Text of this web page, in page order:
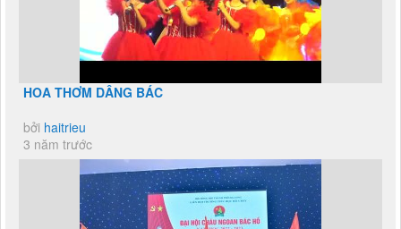
HOA THƠM DÂNG BÁC
bởi haitrieu
3 năm trước